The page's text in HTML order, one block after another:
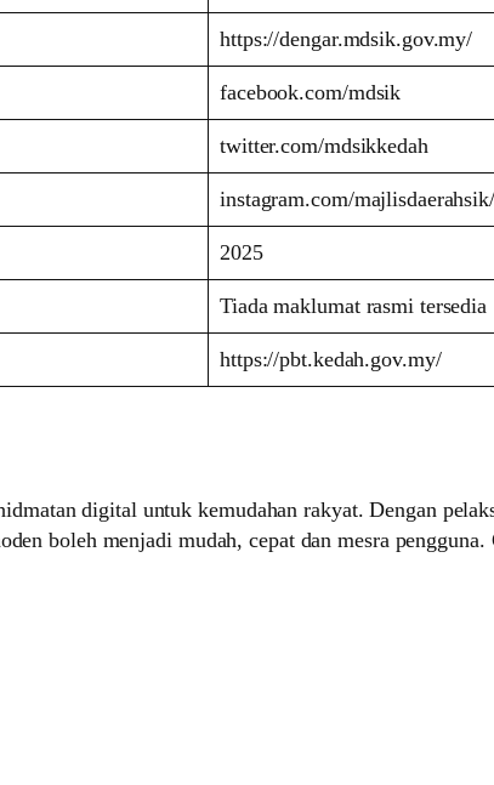
https://dengar.mdsik.gov.my/
facebook.com/mdsik
twitter.com/mdsikkedah
instagram.com/majlisdaerahsik/
2025
Tiada maklumat rasmi tersedia
https://pbt.kedah.gov.my/
digital untuk kemudahan rakyat. Dengan
boleh menjadi mudah, cepat dan mesra